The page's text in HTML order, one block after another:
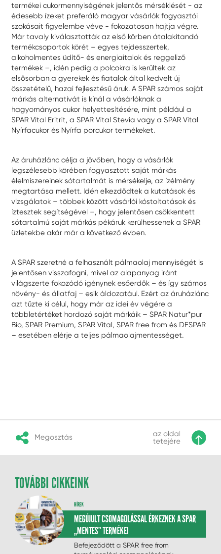
termékei cukormennyiségének jelentős mérséklését - az
édesebb ízeket preferáló magyar vásárlók fogyasztói
szokásait figyelembe véve - fokozatosan hajtja végre.
Már tavaly kiválasztották az első körben átalakítandó
termékcsoportok körét – egyes tejdesszertek,
alkoholmentes üdítő- és energiaitalok és reggeliző
termékek –, idén pedig a polcokra is kerültek az
elsősorban a gyerekek és fiatalok által kedvelt új
összetételű, hazai fejlesztésű áruk. A SPAR számos saját
márkás alternatívát is kínál a vásárlóknak a
hagyományos cukor helyettesítésére, mint például a
SPAR Vital Eritrit, a SPAR Vital Stevia vagy a SPAR Vital
Nyírfacukor és Nyírfa porcukor termékeket.
Az áruházlánc célja a jövőben, hogy a vásárlók
legszélesebb körében fogyasztott saját márkás
élelmiszereinek sótartalmát is mérsékelje, az ízélmény
megtartása mellett. Idén elkezdődtek a kutatások és
vizsgálatok – többek között vásárlói kóstoltatások és
íztesztek segítségével –, hogy jelentősen csökkentett
sótartalmú saját márkás pékáruk kerülhessenek a SPAR
üzletekbe akár már a következő évben.
A SPAR szeretné a felhasznált pálmaolaj mennyiségét is
jelentősen visszafogni, mivel az alapanyag iránt
világszerte fokozódó igénynek esőerdők – és így számos
növény- és állatfaj – esik áldozatául. Ezért az áruházlánc
azt tűzte ki célul, hogy már az idei év végére a
többletértéket hordozó saját márkáik – SPAR Natur*pur
Bio, SPAR Premium, SPAR Vital, SPAR free from és DESPAR
– esetében elérje a teljes pálmaolajmentességet.
Megosztás
az oldal
tetejére
TOVÁBBI CIKKEINK
HÍREK
MEGÚJULT CSOMAGOLÁSSAL ÉRKEZNEK A SPAR
„MENTES” TERMÉKEI
Befejeződött a SPAR free from